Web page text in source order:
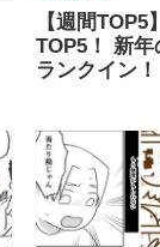
【週間
TOP5！ 新
ランクイン！